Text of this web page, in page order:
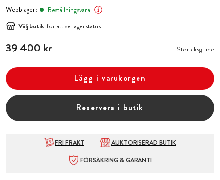
Webblager:
Beställningsvara
Välj butik för att se lagerstatus
Pris :39 400 kr
39 400 kr Storleksguide
Lägg i varukorgen
Reservera i butik
FRI FRAKT
AUKTORISERAD BUTIK
FÖRSÄKRING & GARANTI